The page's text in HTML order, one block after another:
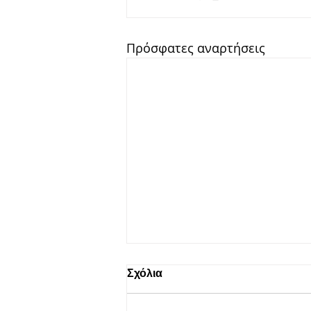
Πρόσφατες αναρτήσεις
ΒΙΟΤΕΧΝΙΑ ΚΑΤΑΣΚΕΥΩΝ
ΑΝΑΖΗΤΑΕΙ ΒΟΗΘΟ
ΕΠΙΠΛΟΠΟΙΟΥ
Σχόλια